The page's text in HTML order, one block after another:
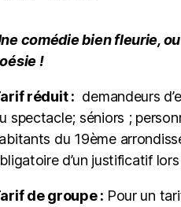
comédie bien fleurie,
!
réduit : demandeurs
spectacle; séniors ;
du 19ème
d’un justificatif
de groupe : Pour un